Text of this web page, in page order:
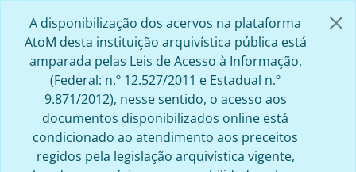
A disponibilização dos acervos na plataforma
AtoM desta instituição arquivística pública está
amparada pelas Leis de Acesso à Informação,
(Federal: n.º 12.527/2011 e Estadual n.º
9.871/2012), nesse sentido, o acesso aos
documentos disponibilizados online está
condicionado ao atendimento aos preceitos
regidos pela legislação arquivística vigente,